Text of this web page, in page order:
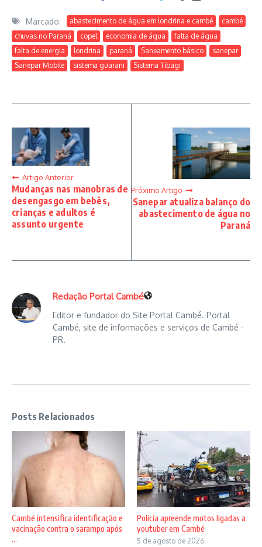
Marcado: abastecimento de água em londrina e cambé
cambé
chuvas no Paraná
copel economia de água
falta de água
falta de energia
londrina paraná Saneamento básico
sanepar
Sanepar Mobile
sistema guarani Sistema Tibagi
Artigo Anterior
Mudanças nas manobras de
desengasgo em bebês,
crianças e adultos é
assunto urgente
Próximo Artigo
Sanepar atualiza balanço do
abastecimento de água no
Paraná
Redação Portal Cambé
Editor e fundador do Site Portal Cambé. Portal
Cambé, site de informações e serviços de Cambé -
PR.
Posts Relacionados
Cambé intensifica identificação e
vacinação contra o sarampo após
...
Polícia apreende motos ligadas a
youtuber em Cambé
5 de agosto de 2026